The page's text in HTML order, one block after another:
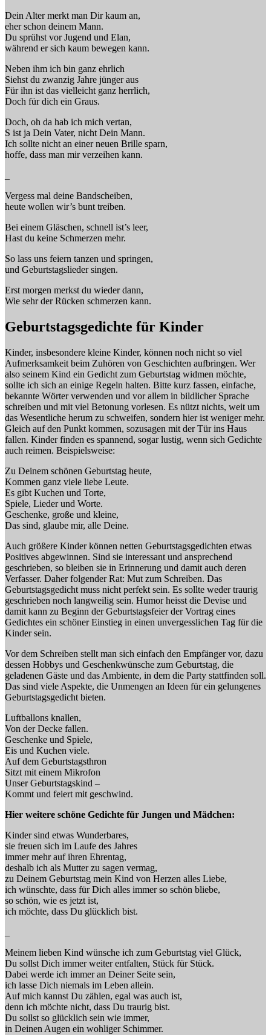
Dein Alter merkt man Dir kaum an,
eher schon deinem Mann.
Du sprühst vor Jugend und Elan,
während er sich kaum bewegen kann.
Neben ihm ich bin ganz ehrlich
Siehst du zwanzig Jahre jünger aus
Für ihn ist das vielleicht ganz herrlich,
Doch für dich ein Graus.
Doch, oh da hab ich mich vertan,
S ist ja Dein Vater, nicht Dein Mann.
Ich sollte nicht an einer neuen Brille sparn,
hoffe, dass man mir verzeihen kann.
Vergess mal deine Bandscheiben,
heute wollen wir’s bunt treiben.
Bei einem Gläschen, schnell ist’s leer,
Hast du keine Schmerzen mehr.
So lass uns feiern tanzen und springen,
und Geburtstagslieder singen.
Erst morgen merkst du wieder dann,
Wie sehr der Rücken schmerzen kann.
Geburtstagsgedichte für Kinder
Kinder, insbesondere kleine Kinder, können noch nicht so viel
Aufmerksamkeit beim Zuhören von Geschichten aufbringen. Wer
also seinem Kind ein Gedicht zum Geburtstag widmen möchte,
sollte ich sich an einige Regeln halten. Bitte kurz fassen, einfache,
bekannte Wörter verwenden und vor allem in bildlicher Sprache
schreiben und mit viel Betonung vorlesen. Es nützt nichts, weit um
das Wesentliche herum zu schweifen, sondern hier ist weniger mehr.
Gleich auf den Punkt kommen, sozusagen mit der Tür ins Haus
fallen. Kinder finden es spannend, sogar lustig, wenn sich Gedichte
auch reimen. Beispielsweise:
Zu Deinem schönen Geburtstag heute,
Kommen ganz viele liebe Leute.
Es gibt Kuchen und Torte,
Spiele, Lieder und Worte.
Geschenke, große und kleine,
Das sind, glaube mir, alle Deine.
Auch größere Kinder können netten Geburtstagsgedichten etwas
Positives abgewinnen. Sind sie interessant und ansprechend
geschrieben, so bleiben sie in Erinnerung und damit auch deren
Verfasser. Daher folgender Rat: Mut zum Schreiben. Das
Geburtstagsgedicht muss nicht perfekt sein. Es sollte weder traurig
geschrieben noch langweilig sein. Humor heisst die Devise und
damit kann zu Beginn der Geburtstagsfeier der Vortrag eines
Gedichtes ein schöner Einstieg in einen unvergesslichen Tag für die
Kinder sein.
Vor dem Schreiben stellt man sich einfach den Empfänger vor, dazu
dessen Hobbys und Geschenkwünsche zum Geburtstag, die
geladenen Gäste und das Ambiente, in dem die Party stattfinden soll.
Das sind viele Aspekte, die Unmengen an Ideen für ein gelungenes
Geburtstagsgedicht bieten.
Luftballons knallen,
Von der Decke fallen.
Geschenke und Spiele,
Eis und Kuchen viele.
Auf dem Geburtstagsthron
Sitzt mit einem Mikrofon
Unser Geburtstagskind –
Kommt und feiert mit geschwind.
Hier weitere schöne Gedichte für Jungen und Mädchen:
Kinder sind etwas Wunderbares,
sie freuen sich im Laufe des Jahres
immer mehr auf ihren Ehrentag,
deshalb ich als Mutter zu sagen vermag,
zu Deinem Geburtstag mein Kind von Herzen alles Liebe,
ich wünschte, dass für Dich alles immer so schön bliebe,
so schön, wie es jetzt ist,
ich möchte, dass Du glücklich bist.
Meinem lieben Kind wünsche ich zum Geburtstag viel Glück,
Du sollst Dich immer weiter entfalten, Stück für Stück.
Dabei werde ich immer an Deiner Seite sein,
ich lasse Dich niemals im Leben allein.
Auf mich kannst Du zählen, egal was auch ist,
denn ich möchte nicht, dass Du traurig bist.
Du sollst so glücklich sein wie immer,
in Deinen Augen ein wohliger Schimmer.